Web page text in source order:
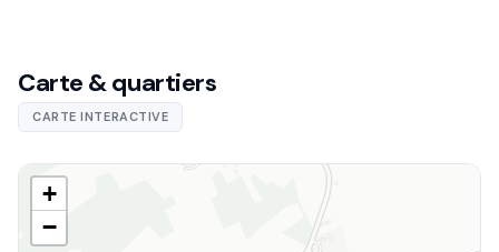
Carte & quartiers
CARTE INTERACTIVE
+
−